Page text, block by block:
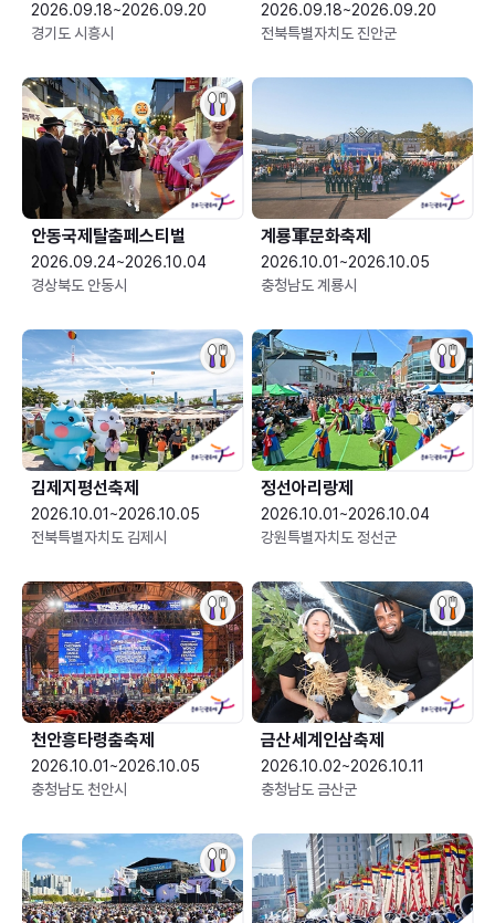
2026.09.18~2026.09.20
경기도 시흥시
2026.09.18~2026.09.20
전북특별자치도 진안군
안동국제탈춤페스티벌
2026.09.24~2026.10.04
경상북도 안동시
2026.10.01~2026.10.05
충청남도 계룡시
김제지평선축제
2026.10.01~2026.10.05
전북특별자치도 김제시
정선아리랑제
2026.10.01~2026.10.04
강원특별자치도 정선군
천안흥타령춤축제
2026.10.01~2026.10.05
충청남도 천안시
금산세계인삼축제
2026.10.02~2026.10.11
충청남도 금산군